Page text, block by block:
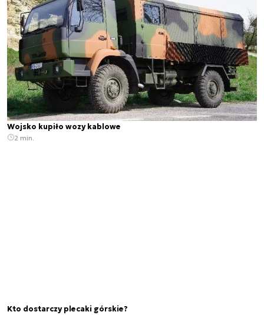
Wojsko kupiło wozy kablowe
2 min.
Kto dostarczy plecaki górskie?